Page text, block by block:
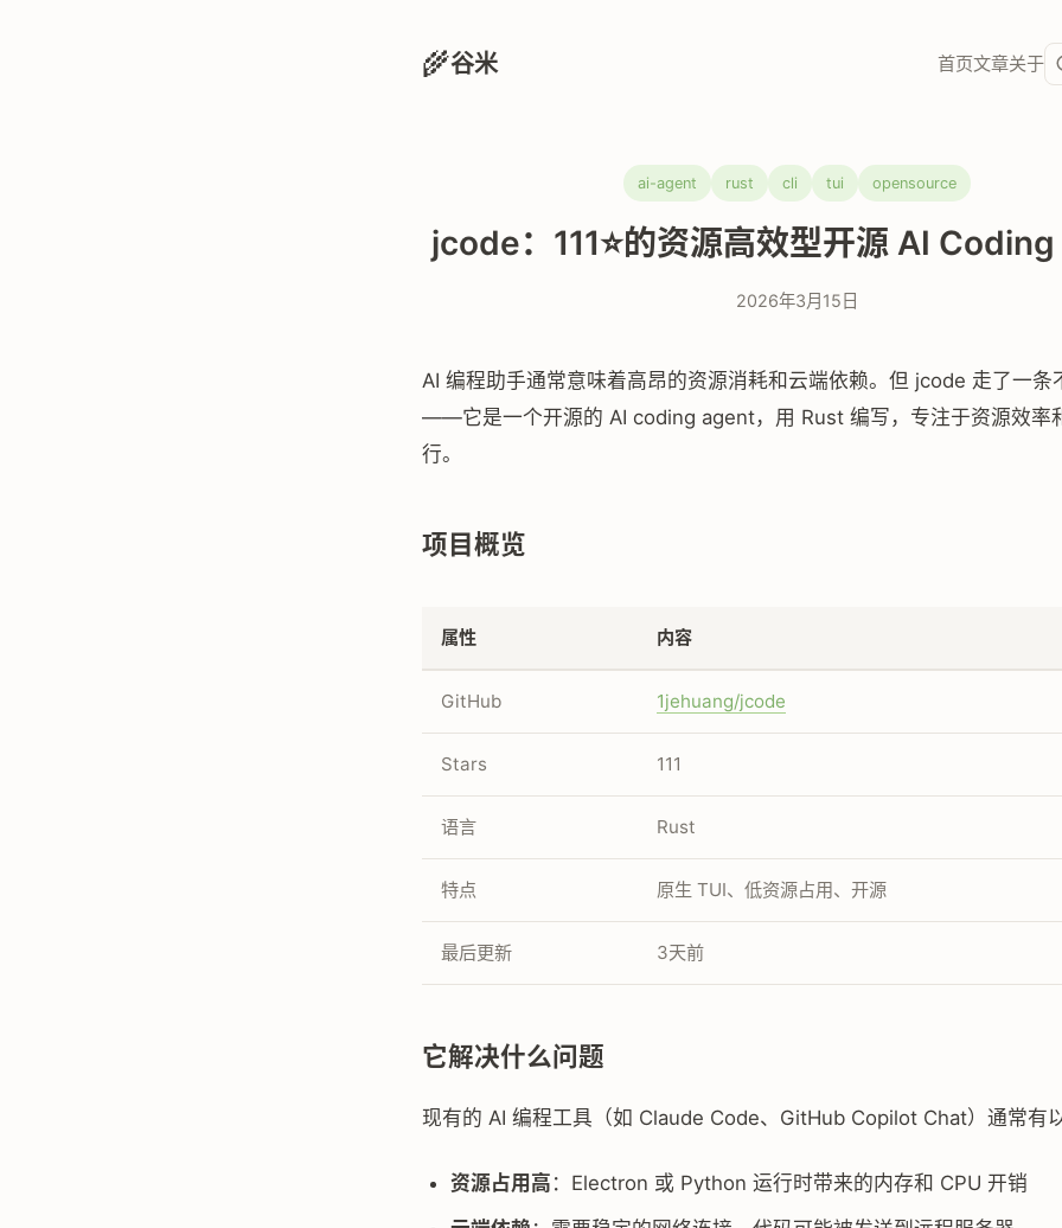
🌾谷米 首页文章关于
ai-agent rust cli tui opensource
jcode：111⭐的资源高效型开源 AI
2026年3月15日
AI 编程助手通常意味着高昂的资源消耗和云端依赖。但 jcode 走了一条
——它是一个开源的 AI coding agent，用 Rust 编写，专注于资源效率
行。
项目概览
属性 内容
GitHub 1jehuang/jcode
Stars 111
语言 Rust
特点 原生 TUI、低资源占用、开源
最后更新 3天前
它解决什么问题
现有的 AI 编程工具（如 Claude Code、GitHub Copilot Chat）通常有
资源占用高 ：Electron 或 Python 运行时带来的内存和 CPU 开销